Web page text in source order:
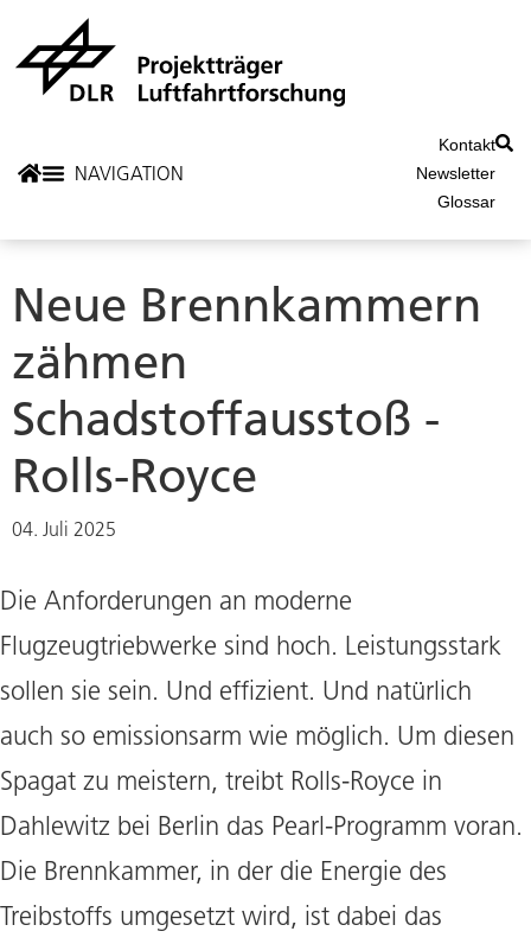
Kontakt
Newsletter
Glossar
Neue Brennkammern
zähmen
Schadstoffausstoß -
Rolls-Royce
04. Juli 2025
Die Anforderungen an moderne
Flugzeugtriebwerke sind hoch. Leistungsstark
sollen sie sein. Und effizient. Und natürlich
auch so emissionsarm wie möglich. Um diesen
Spagat zu meistern, treibt Rolls-Royce in
Dahlewitz bei Berlin das Pearl-Programm voran.
Die Brennkammer, in der die Energie des
Treibstoffs umgesetzt wird, ist dabei das